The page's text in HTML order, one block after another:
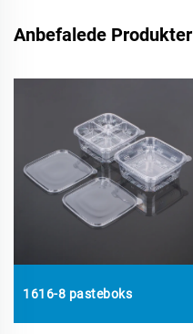
Anbefalede Produkter
1616-8 pasteboks